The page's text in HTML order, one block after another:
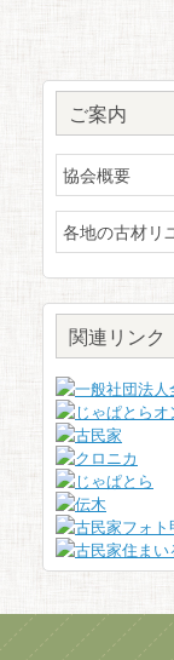
ご案内
協会概要
各地の古材リ
関連リンク